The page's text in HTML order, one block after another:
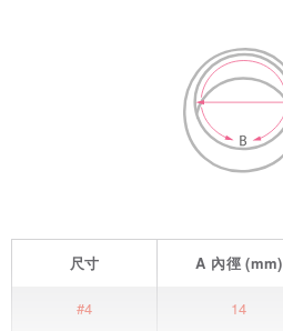
尺寸 A 內徑(mm)
#4 14